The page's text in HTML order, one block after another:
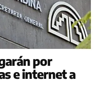
por
e internet a